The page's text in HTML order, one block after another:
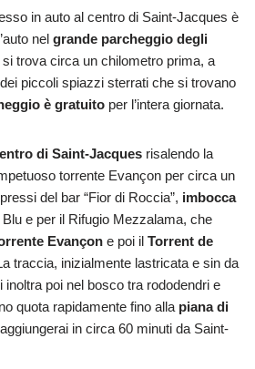
in auto al centro di Saint-Jacques è
nel grande parcheggio degli
trova circa un chilometro prima, a
piccoli spiazzi sterrati che si trovano
è gratuito per l’intera giornata.
di Saint-Jacques risalendo la
torrente Evançon per circa un
del bar “Fior di Roccia”, imbocca
Blu e per il Rifugio Mezzalama, che
Evançon e poi il Torrent de
traccia, inizialmente lastricata e sin da
inoltra poi nel bosco tra rododendri e
quota rapidamente fino alla piana di
in circa 60 minuti da Saint-